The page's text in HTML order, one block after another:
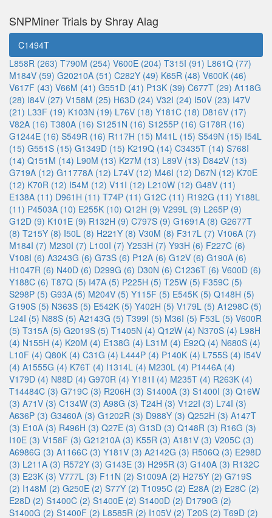
SNPMiner Trials by Shray Alag
C1494T
L858R (263) T790M (254) V600E (204) T315I (91) L861Q (77)
M184V (59) G20210A (51) C282Y (49) K65R (48) V600K (46)
V617F (43) V66M (41) G551D (41) P13K (39) C677T (29) A118G
(28) I84V (27) V158M (25) H63D (24) V32I (24) I50V (23) I47V
(21) L33F (19) K103N (19) L76V (18) Y181C (18) D816V (17)
V82A (16) T380A (16) S1251N (16) S1255P (16) G178R (16)
G1244E (16) S549R (16) R117H (15) M41L (15) S549N (15) I54L
(15) G551S (15) G1349D (15) K219Q (14) C3435T (14) S768I
(14) Q151M (14) L90M (13) K27M (13) L89V (13) D842V (13)
G719A (12) G11778A (12) L74V (12) M46I (12) D67N (12) K70E
(12) K70R (12) I54M (12) V11I (12) L210W (12) G48V (11)
E138A (11) D961H (11) T74P (11) G12C (11) R192G (11) Y188L
(11) P4503A (10) E255K (10) Q12H (9) V299L (9) L265P (9)
G12D (9) K101E (9) R132H (9) C797S (9) G1691A (8) G2677T
(8) T215Y (8) I50L (8) H221Y (8) V30M (8) F317L (7) V106A (7)
M184I (7) M230I (7) L100I (7) Y253H (7) Y93H (6) F227C (6)
V108I (6) A3243G (6) G73S (6) P12A (6) G12V (6) G190A (6)
H1047R (6) N40D (6) D299G (6) D30N (6) C1236T (6) V600D (6)
Y188C (6) T87Q (5) I47A (5) P225H (5) T25W (5) F359C (5)
S298P (5) G93A (5) M204V (5) Y115F (5) E545K (5) Q148H (5)
G190S (5) N363S (5) E542K (5) Y402H (5) V179L (5) A1298C (5)
L24I (5) N88S (5) A2143G (5) T399I (5) M36I (5) F53L (5) V600R
(5) T315A (5) G2019S (5) T1405N (4) Q12W (4) N370S (4) L98H
(4) N155H (4) K20M (4) E138G (4) L31M (4) E92Q (4) N680S (4)
L10F (4) Q80K (4) C31G (4) L444P (4) P140K (4) L755S (4) I54V
(4) A1555G (4) K76T (4) I1314L (4) M230L (4) P1446A (4)
V179D (4) N88D (4) G970R (4) Y181I (4) M235T (4) R263K (4)
T14484C (3) G719C (3) R206H (3) S1400A (3) S1400I (3) Q16W
(3) A71V (3) C134W (3) A98G (3) T24H (3) V122I (3) L74I (3)
A636P (3) G3460A (3) G1202R (3) D988Y (3) Q252H (3) A147T
(3) E10A (3) R496H (3) Q27E (3) G13D (3) Q148R (3) R16G (3)
I10E (3) V158F (3) G21210A (3) K55R (3) A181V (3) V205C (3)
A6986G (3) A1166C (3) Y181V (3) A2142G (3) R506Q (3) E298D
(3) L211A (3) R572Y (3) G143E (3) H295R (3) G140A (3) R132C
(3) E23K (3) V777L (3) F11N (2) S1009A (2) H275Y (2) G719S
(2) I148M (2) G250E (2) S77Y (2) T1095C (2) E28A (2) E28C (2)
E28D (2) S1400C (2) S1400E (2) S1400D (2) D1790G (2)
S1400G (2) S1400F (2) L8585R (2) I105V (2) T20S (2) T69D (2)